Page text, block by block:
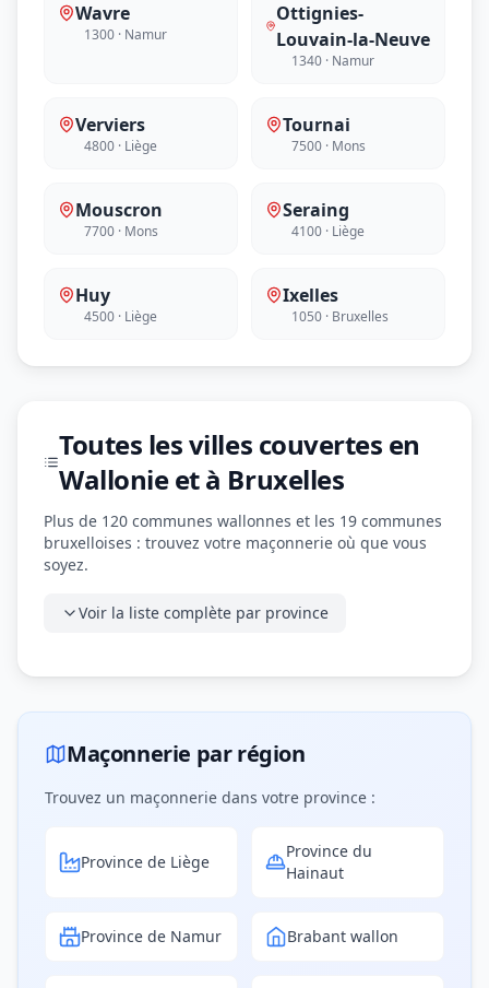
Wavre
1300 · Namur
Ottignies-
Louvain-la-Neuve
1340 · Namur
Verviers
4800 · Liège
Tournai
7500 · Mons
Mouscron
7700 · Mons
Seraing
4100 · Liège
Huy
4500 · Liège
Ixelles
1050 · Bruxelles
Toutes les villes couvertes en
Wallonie et à Bruxelles
Plus de 120 communes wallonnes et les 19 communes
bruxelloises : trouvez votre maçonnerie où que vous
soyez.
Voir la liste complète par province
Maçonnerie par région
Trouvez un maçonnerie dans votre province :
Province de Liège
Province du
Hainaut
Province de Namur Brabant wallon